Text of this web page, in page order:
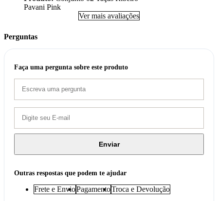
Pavani Pink
Ver mais avaliações
Perguntas
Faça uma pergunta sobre este produto
Enviar
Outras respostas que podem te ajudar
Frete e EnvioPagamentoTroca e Devolução